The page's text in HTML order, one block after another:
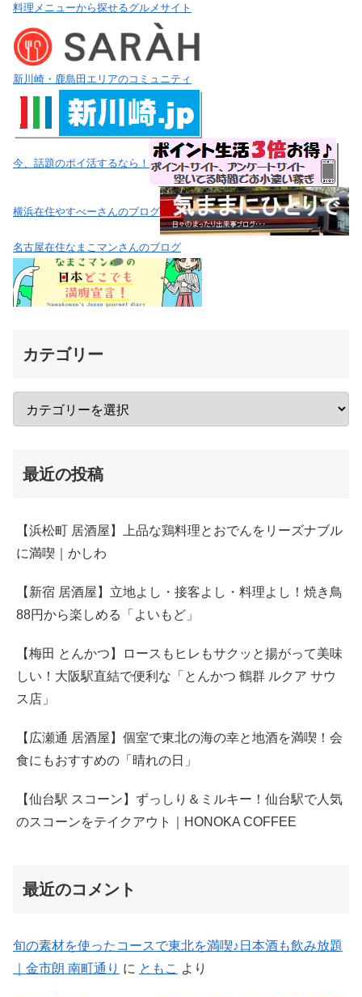
料理メニューから探せるグルメサイト
新川崎・鹿島田エリアのコミュニティ
今、話題のポイ活するなら！
横浜在住やすべーさんのブログ
名古屋在住なまこマンさんのブログ
カテゴリー
最近の投稿
【浜松町 居酒屋】上品な鶏料理とおでんをリーズナブル
に満喫｜かしわ
【新宿 居酒屋】立地よし・接客よし・料理よし！焼き鳥
88円から楽しめる「よいもど」
【梅田 とんかつ】ロースもヒレもサクッと揚がって美味
しい！大阪駅直結で便利な「とんかつ 鶴群 ルクア サウ
ス店」
【広瀬通 居酒屋】個室で東北の海の幸と地酒を満喫！会
食にもおすすめの「晴れの日」
【仙台駅 スコーン】ずっしり＆ミルキー！仙台駅で人気
のスコーンをテイクアウト｜HONOKA COFFEE
最近のコメント
旬の素材を使ったコースで東北を満喫♪日本酒も飲み放題
｜金市朗 南町通り に ともこ より